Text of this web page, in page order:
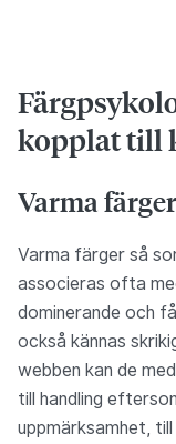
kopplat till
Varma färger
Varma färger så
associeras ofta
dominerande och
också kännas
webben kan de
till handling
uppmärksamhet,